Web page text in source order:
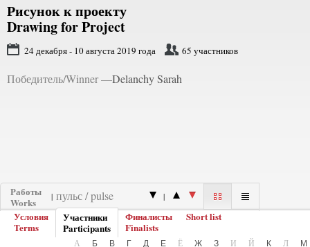
Рисунок к проекту
Drawing for Project
24 декабря - 10 августа 2019 года 65 участников
Победитель/Winner —Delanchy Sarah
Работы
Works
| |
Условия
Terms
Участники
Participants
Финалисты
Finalists
Short list
А Б В Г Д Е Ё Ж З И Й К Л